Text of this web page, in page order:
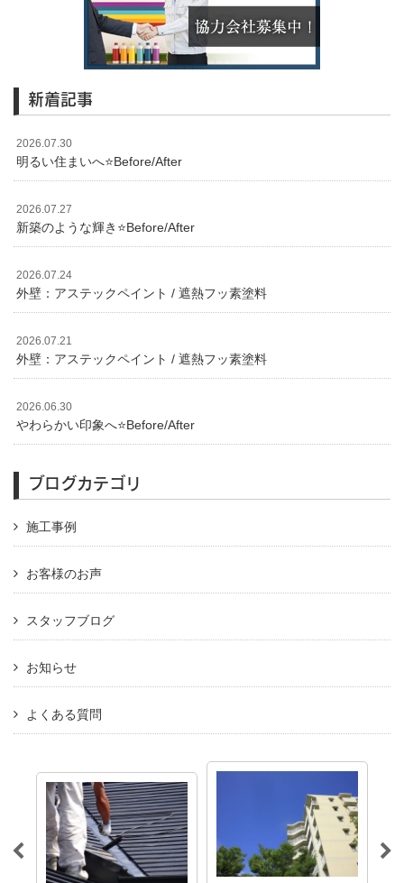
新着記事
2026.07.30
明るい住まいへ⭐️Before/After
2026.07.27
新築のような輝き⭐️Before/After
2026.07.24
外壁：アステックペイント / 遮熱フッ素塗料
2026.07.21
外壁：アステックペイント / 遮熱フッ素塗料
2026.06.30
やわらかい印象へ⭐️Before/After
ブログカテゴリ
施工事例
お客様のお声
スタッフブログ
お知らせ
よくある質問